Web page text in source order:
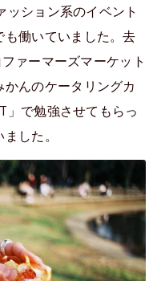
ッション系のイベント
働いていました。去
ァーマーズマーケット
んのケータリングカ
」で勉強させてもらっ
した。